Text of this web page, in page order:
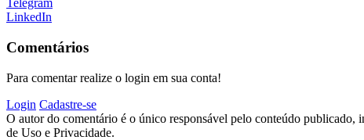
Telegram
LinkedIn
Comentários
Para comentar realize o login em sua conta!
Login Cadastre-se
O autor do comentário é o único responsável pelo conteúdo publicado,
de Uso e Privacidade.